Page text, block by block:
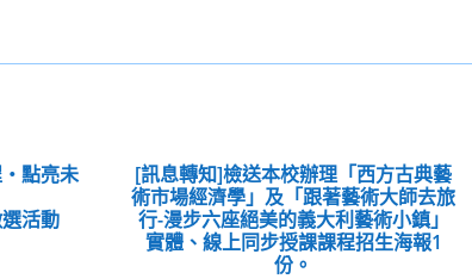
點亮未
活動
[訊息轉知]檢送本校辦理「西方古典藝
術市場經濟學」及「跟著藝術大師去旅
行-漫步六座絕美的義大利藝術小鎮」
實體、線上同步授課課程招生海報1
份。